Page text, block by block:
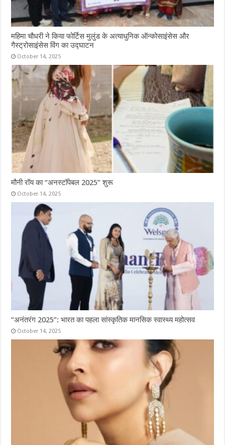
महिमा चौधरी ने किया फोर्टिस मुलुंड के अत्याधुनिक ऑन्कोसाइंसेस और
गैस्ट्रोसाइंसेस विंग का उद्घाटन
October 14, 2025
मौनी रॉय का “अनस्टॉपेबल 2025” शुरू
October 14, 2025
“अनंतरंग 2025”: भारत का पहला सांस्कृतिक मानसिक स्वास्थ्य महोत्सव
October 14, 2025